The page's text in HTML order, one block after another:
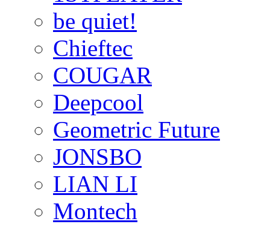
be quiet!
Chieftec
COUGAR
Deepcool
Geometric Future
JONSBO
LIAN LI
Montech